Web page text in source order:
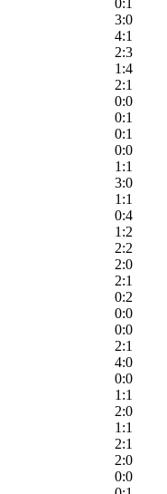
0:1
3:0
4:1
2:3
1:4
2:1
0:0
0:1
0:1
0:0
1:1
3:0
1:1
0:4
1:2
2:2
2:0
2:1
0:2
0:0
0:0
2:1
4:0
0:0
1:1
2:0
1:1
2:1
2:0
0:0